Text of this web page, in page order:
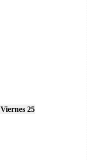
Viernes 25